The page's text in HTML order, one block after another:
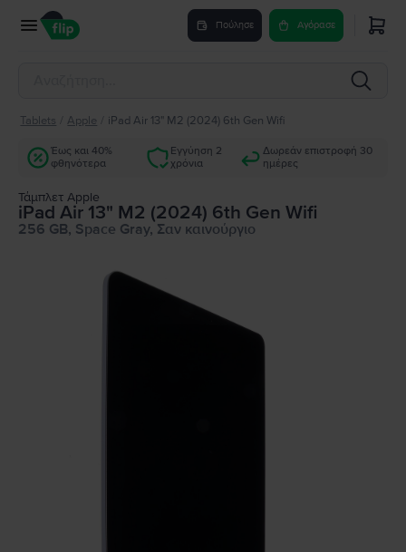
Πούλησε Αγόρασε
Tablets Apple iPad Air 13" M2 (2024) 6th Gen Wifi
Έως και 40%
φθηνότερα
Εγγύηση 2
χρόνια
Δωρεάν επιστροφή 30
ημέρες
Τάμπλετ Apple
iPad Air 13" M2 (2024) 6th Gen Wifi
256 GB, Space Gray, Σαν καινούργιο